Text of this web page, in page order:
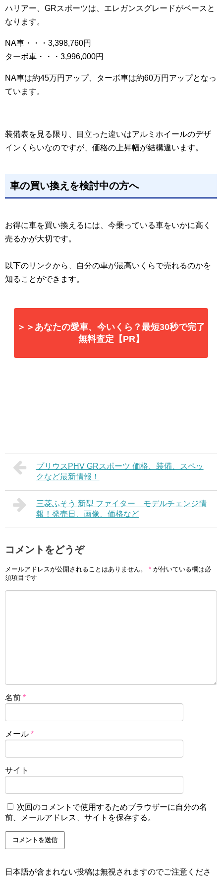
ハリアー、GRスポーツは、エレガンスグレードがベースと
なります。
NA車・・・3,398,760円
ターボ車・・・3,996,000円
NA車は約45万円アップ、ターボ車は約60万円アップとなっ
ています。
装備表を見る限り、目立った違いはアルミホイールのデザ
インくらいなのですが、価格の上昇幅が結構違います。
車の買い換えを検討中の方へ
お得に車を買い換えるには、今乗っている車をいかに高く
売るかが大切です。
以下のリンクから、自分の車が最高いくらで売れるのかを
知ることができます。
＞＞あなたの愛車、今いくら？最短30秒で完了
無料査定【PR】
プリウスPHV GRスポーツ 価格、装備、スペッ
クなど最新情報！
三菱ふそう 新型 ファイター モデルチェンジ情
報！発売日、画像、価格など
コメントをどうぞ
メールアドレスが公開されることはありません。 * が付いている欄は必
須項目です
名前 *
メール *
サイト
次回のコメントで使用するためブラウザーに自分の名
前、メールアドレス、サイトを保存する。
日本語が含まれない投稿は無視されますのでご注意くださ